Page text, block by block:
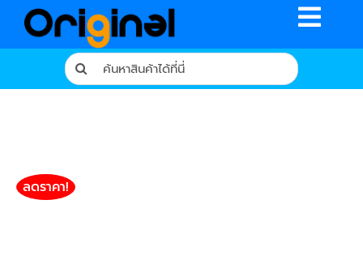
Toggle
Search
for:
ลดราคา!